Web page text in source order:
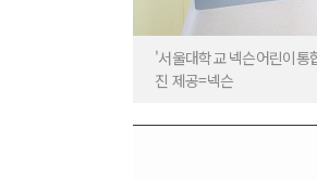
'서울대학교 넥슨어린이통
진 제공=넥슨